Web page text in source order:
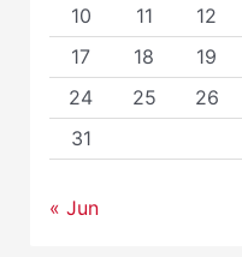
10
11 12
17
18 19
24
25 26
31
« Jun